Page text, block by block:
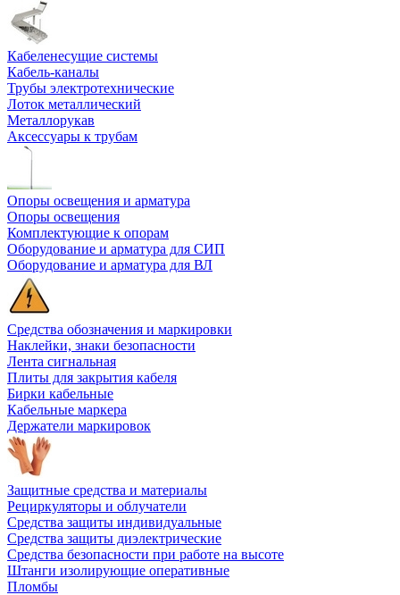
Кабеленесущие системы
Кабель-каналы
Трубы электротехнические
Лоток металлический
Металлорукав
Аксессуары к трубам
Опоры освещения и арматура
Опоры освещения
Комплектующие к опорам
Оборудование и арматура для СИП
Оборудование и арматура для ВЛ
Средства обозначения и маркировки
Наклейки, знаки безопасности
Лента сигнальная
Плиты для закрытия кабеля
Бирки кабельные
Кабельные маркера
Держатели маркировок
Защитные средства и материалы
Рециркуляторы и облучатели
Средства защиты индивидуальные
Средства защиты диэлектрические
Средства безопасности при работе на высоте
Штанги изолирующие оперативные
Пломбы